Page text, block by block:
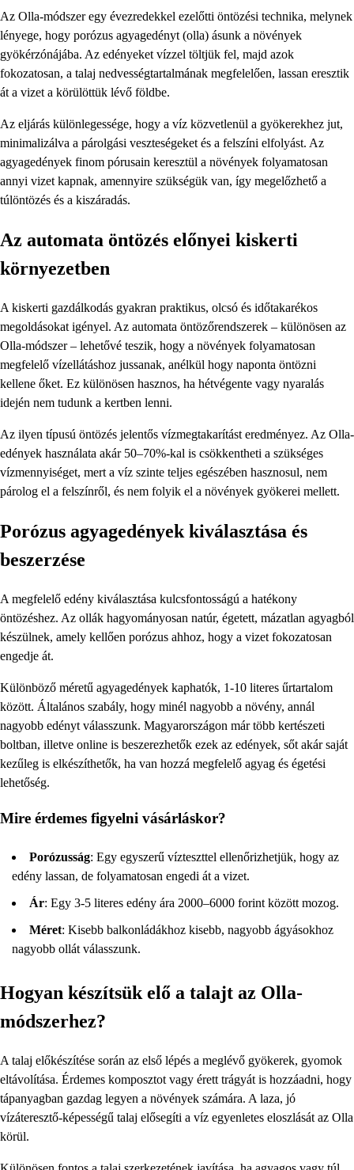
Az Olla-módszer egy évezredekkel ezelőtti öntözési technika, melynek
lényege, hogy porózus agyagedényt (olla) ásunk a növények
gyökérzónájába. Az edényeket vízzel töltjük fel, majd azok
fokozatosan, a talaj nedvességtartalmának megfelelően, lassan eresztik
át a vizet a körülöttük lévő földbe.
Az eljárás különlegessége, hogy a víz közvetlenül a gyökerekhez jut,
minimalizálva a párolgási veszteségeket és a felszíni elfolyást. Az
agyagedények finom pórusain keresztül a növények folyamatosan
annyi vizet kapnak, amennyire szükségük van, így megelőzhető a
túlöntözés és a kiszáradás.
Az automata öntözés előnyei kiskerti
környezetben
A kiskerti gazdálkodás gyakran praktikus, olcsó és időtakarékos
megoldásokat igényel. Az automata öntözőrendszerek – különösen az
Olla-módszer – lehetővé teszik, hogy a növények folyamatosan
megfelelő vízellátáshoz jussanak, anélkül hogy naponta öntözni
kellene őket. Ez különösen hasznos, ha hétvégente vagy nyaralás
idején nem tudunk a kertben lenni.
Az ilyen típusú öntözés jelentős vízmegtakarítást eredményez. Az Olla-
edények használata akár 50–70%-kal is csökkentheti a szükséges
vízmennyiséget, mert a víz szinte teljes egészében hasznosul, nem
párolog el a felszínről, és nem folyik el a növények gyökerei mellett.
Porózus agyagedények kiválasztása és
beszerzése
A megfelelő edény kiválasztása kulcsfontosságú a hatékony
öntözéshez. Az ollák hagyományosan natúr, égetett, mázatlan agyagból
készülnek, amely kellően porózus ahhoz, hogy a vizet fokozatosan
engedje át.
Különböző méretű agyagedények kaphatók, 1-10 literes űrtartalom
között. Általános szabály, hogy minél nagyobb a növény, annál
nagyobb edényt válasszunk. Magyarországon már több kertészeti
boltban, illetve online is beszerezhetők ezek az edények, sőt akár saját
kezűleg is elkészíthetők, ha van hozzá megfelelő agyag és égetési
lehetőség.
Mire érdemes figyelni vásárláskor?
Porózusság: Egy egyszerű vízteszttel ellenőrizhetjük, hogy az
edény lassan, de folyamatosan engedi át a vizet.
Ár: Egy 3-5 literes edény ára 2000–6000 forint között mozog.
Méret: Kisebb balkonládákhoz kisebb, nagyobb ágyásokhoz
nagyobb ollát válasszunk.
Hogyan készítsük elő a talajt az Olla-
módszerhez?
A talaj előkészítése során az első lépés a meglévő gyökerek, gyomok
eltávolítása. Érdemes komposztot vagy érett trágyát is hozzáadni, hogy
tápanyagban gazdag legyen a növények számára. A laza, jó
vízáteresztő-képességű talaj elősegíti a víz egyenletes eloszlását az Olla
körül.